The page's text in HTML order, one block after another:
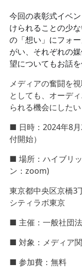
今回の表彰式イベ
けられることの少
の「想い」にフォ
がい、それぞれの
望についてもお話を
メディアの奮闘を
としても、オーデ
られる機会にしたい
■ 日時：2024年8
付開始）
■ 場所：ハイブリ
ン：zoom)
東京都中央区京橋
シティラボ東京
■ 主催：一般社団
■ 対象：メディア
■ 参加費：無料